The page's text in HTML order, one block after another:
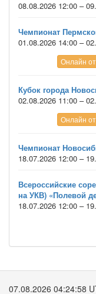
08.08.2026 12:00 –
Чемпионат
01.08.2026 14:00 –
Онлайн
Кубок города
02.08.2026 11:00 –
Онлайн
Чемпионат
18.07.2026 12:00 –
Всероссийские
на УКВ) «Полевой
18.07.2026 12:00 –
07.08.2026 04:24:59